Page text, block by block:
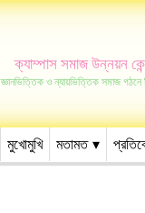
ক্যাম্পাস সমাজ উন্নয়ন
জ্ঞানভিত্তিক ও ন্যায়ভিত্তিক সমাজ গঠনে
মুখোমুখি মতামত